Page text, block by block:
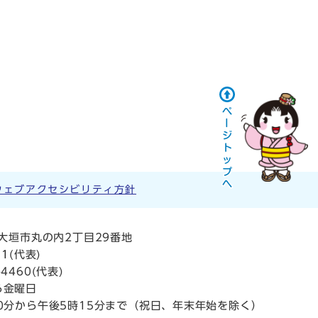
ェブアクセシビリティ方針
垣市丸の内2丁目29番地
(代表)
代表)
曜日
から午後5時15分まで（祝日、年末年始を除く）